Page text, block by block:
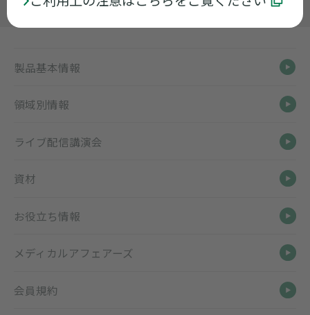
製品基本情報
領域別情報
ライブ配信講演会
資材
お役立ち情報
メディカルアフェアーズ
会員規約